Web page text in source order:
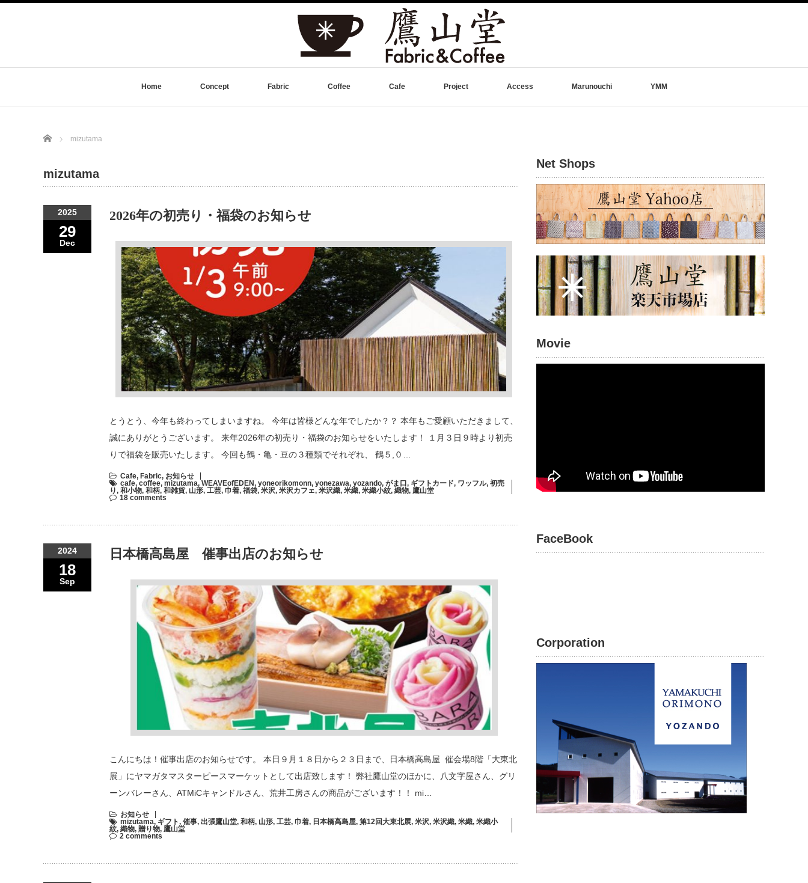
Home Concept Fabric Coffee Cafe Project Access Marunouchi YMM
Home mizutama
mizutama
2025
29
Dec
2026年の初売り・福袋のお知らせ
とうとう、今年も終わってしまいますね。 今年は皆様どんな年でしたか？？ 本年もご愛顧いただきまして、
誠にありがとうございます。 来年2026年の初売り・福袋のお知らせをいたします！ １月３日９時より初売
りで福袋を販売いたします。 今回も鶴・亀・豆の３種類でそれぞれ、 鶴５,０…
Cafe, Fabric, お知らせ
cafe, coffee, mizutama, WEAVEofEDEN, yoneorikomonn, yonezawa, yozando, がま口, ギフトカード, ワッフル, 初売
り, 和小物, 和柄, 和雑貨, 山形, 工芸, 巾着, 福袋, 米沢, 米沢カフェ, 米沢織, 米織, 米織小紋, 織物, 鷹山堂
18 comments
2024
18
Sep
日本橋高島屋 催事出店のお知らせ
こんにちは！催事出店のお知らせです。 本日９月１８日から２３日まで、日本橋高島屋 催会場8階「大東北
展」にヤマガタマスターピースマーケットとして出店致します！ 弊社鷹山堂のほかに、八文字屋さん、グリ
ーンバレーさん、ATMiCキャンドルさん、荒井工房さんの商品がございます！！ mi…
お知らせ
mizutama, ギフト, 催事, 出張鷹山堂, 和柄, 山形, 工芸, 巾着, 日本橋高島屋, 第12回大東北展, 米沢, 米沢織, 米織, 米織小
紋, 織物, 贈り物, 鷹山堂
2 comments
Net Shops
Movie
FaceBook
Corporation